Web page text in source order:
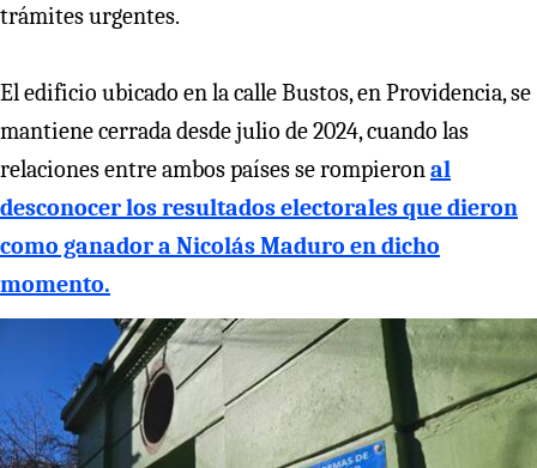
trámites urgentes.
El edificio ubicado en la calle Bustos, en Providencia, se
mantiene cerrada desde julio de 2024, cuando las
relaciones entre ambos países se rompieronal
desconocer los resultados electorales que dieron
como ganador a Nicolás Maduro en dicho
momento.